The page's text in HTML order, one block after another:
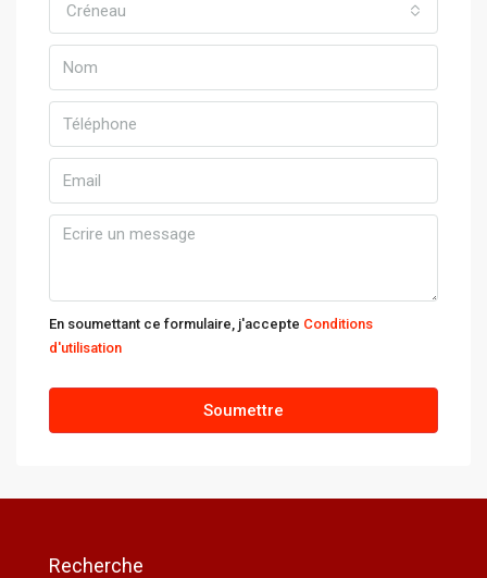
Créneau
En soumettant ce formulaire, j'accepte Conditions
d'utilisation
Soumettre
Recherche